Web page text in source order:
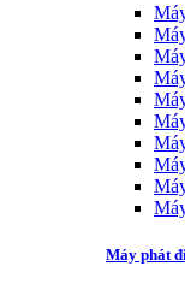
Máy phát